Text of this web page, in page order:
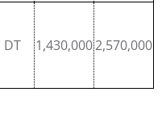
DT 1,430,0002,570,000